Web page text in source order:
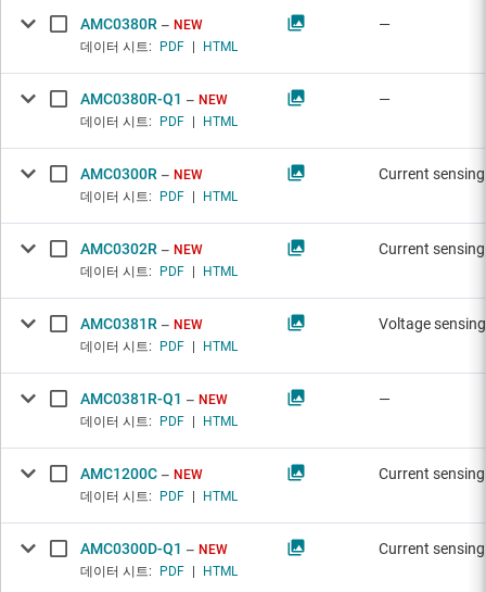
AMC0380R
NEW
데이터 시트:
PDF HTML
—
AMC0380R-Q1
NEW
데이터 시트:
PDF HTML
—
AMC0300R
NEW
데이터 시트:
PDF HTML
Current sensing
AMC0302R
NEW
데이터 시트:
PDF HTML
Current sensing
AMC0381R
NEW
데이터 시트:
PDF HTML
Voltage sensing
AMC0381R-Q1
NEW
데이터 시트:
PDF HTML
—
AMC1200C
NEW
데이터 시트:
PDF HTML
Current sensing
AMC0300D-Q1
NEW
데이터 시트:
PDF HTML
Current sensing